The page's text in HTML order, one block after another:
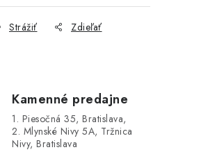
Strážiť Zdieľať
Kamenné predajne
1. Piesočná 35, Bratislava,
2. Mlynské Nivy 5A, Tržnica
Nivy, Bratislava